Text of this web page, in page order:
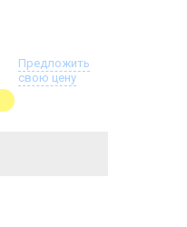
Предложить
свою цену